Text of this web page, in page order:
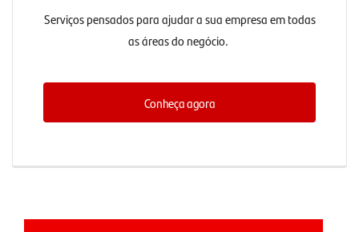
Serviços pensados para ajudar a sua empresa em todas
as áreas do negócio.
Conheça agora